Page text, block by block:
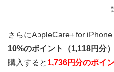
さらにAppleCare+ for
10%のポイント（1,118円分
購入すると 1,736円分のポイ